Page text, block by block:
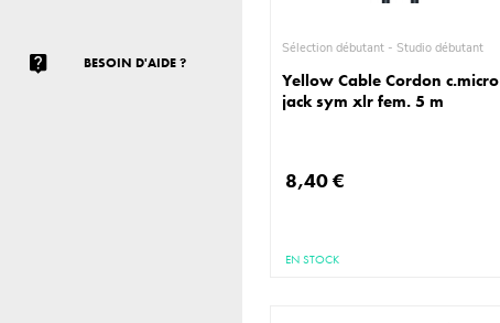
Sélection débutant - Studio débutant
Yellow Cable Cordon c.micro
jack sym xlr fem. 5 m
8,40 €
EN STOCK
BESOIN D'AIDE ?